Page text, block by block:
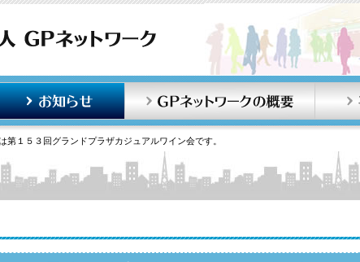
ーム
第１５３回グランドプラザカジュアルワイン会です。